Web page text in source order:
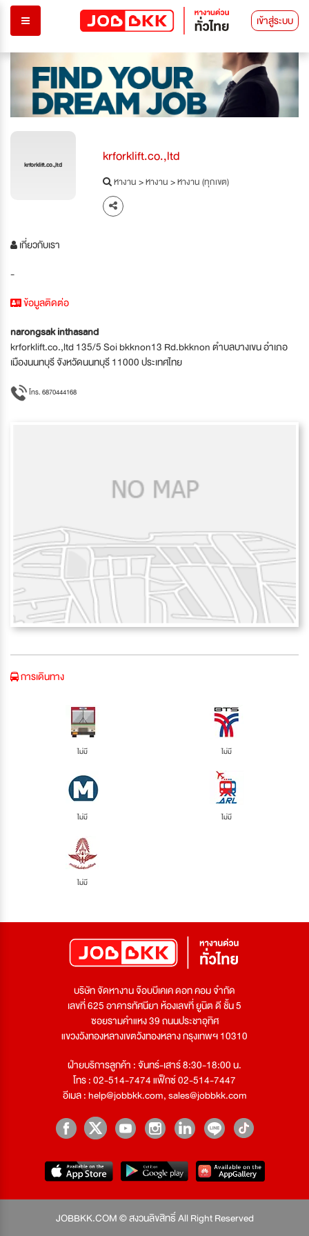
เข้าสู่ระบบ
krforklift.co.,ltd krforklift.co.,ltd
หางาน>หางาน>หางาน (ทุกเขต)
เกี่ยวกับเรา
-
ข้อมูลติดต่อ
narongsak inthasand
krforklift.co.,ltd 135/5 Soi bkknon13 Rd.bkknon ตำบลบางเขน อำเภอ
เมืองนนทบุรี จังหวัดนนทบุรี 11000 ประเทศไทย
โทร. 6870444168
การเดินทาง
ไม่มี ไม่มี
ไม่มี ไม่มี
ไม่มี
บริษัท จัดหางาน จ๊อบบีเคเค ดอท คอม จำกัด
เลขที่ 625 อาคารทัศนียา ห้องเลขที่ ยูนิต ดี ชั้น 5
ซอยรามคำแหง 39 ถนนประชาอุทิศ
แขวงวังทองหลางเขตวังทองหลาง กรุงเทพฯ 10310
ฝ่ายบริการลูกค้า : จันทร์-เสาร์ 8:30-18:00 น.
โทร : 02-514-7474 แฟ็กซ์ 02-514-7447
อีเมล :help@jobbkk.com,sales@jobbkk.com
JOBBKK.COM © สงวนลิขสิทธิ์ All Right Reserved